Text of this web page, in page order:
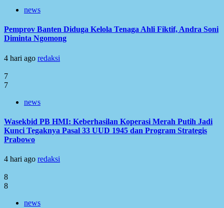
news
Pemprov Banten Diduga Kelola Tenaga Ahli Fiktif, Andra Soni
Diminta Ngomong
4 hari ago redaksi
7
7
news
Wasekbid PB HMI: Keberhasilan Koperasi Merah Putih Jadi
Kunci Tegaknya Pasal 33 UUD 1945 dan Program Strategis
Prabowo
4 hari ago redaksi
8
8
news